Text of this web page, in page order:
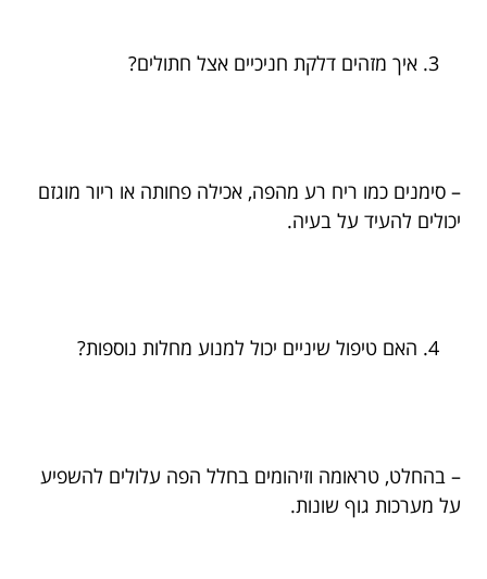
איך מזהים דלקת חניכיים אצל חתולים?
– סימנים כמו ריח רע מהפה, אכילה פחותה או ריור מוגזם
יכולים להעיד על בעיה.
האם טיפול שיניים יכול למנוע מחלות נוספות?
– בהחלט, טראומה וזיהומים בחלל הפה עלולים להשפיע
על מערכות גוף שונות.